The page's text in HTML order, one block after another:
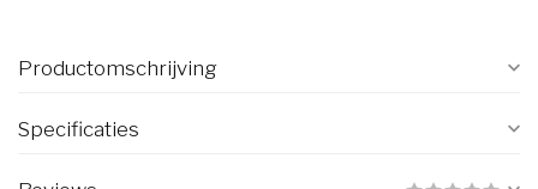
Productomschrijving
Specificaties